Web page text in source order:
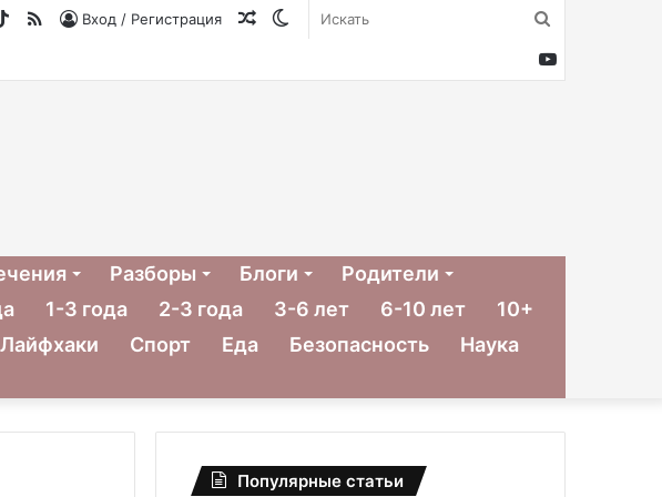
Switch
Случайная
Вход / Регистрация
RSS
TikTok
YouTube
Разборы Блоги
Родители
1-3 года 2-3 года 3-6 лет 6-10 лет
10+
Лайфхаки Спорт Еда Безопасность Наука
Популярные статьи